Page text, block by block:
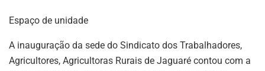
Espaço de unidade
A inauguração da sede do Sindicato dos Trabalhadores,
Agricultores, Agricultoras Rurais de Jaguaré contou com a